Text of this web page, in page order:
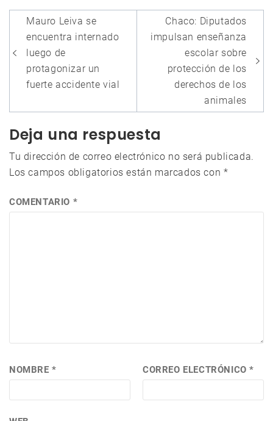
Navegación
de
entradas
Mauro Leiva se
encuentra internado
luego de
protagonizar un
fuerte accidente vial
Chaco: Diputados
impulsan enseñanza
escolar sobre
protección de los
derechos de los
animales
Deja una respuesta
Tu dirección de correo electrónico no será publicada.
Los campos obligatorios están marcados con *
COMENTARIO *
NOMBRE* CORREO ELECTRÓNICO*